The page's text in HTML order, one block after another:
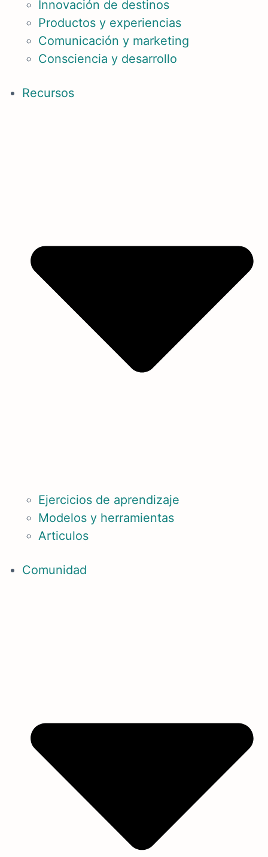
Innovación de destinos
Productos y experiencias
Comunicación y marketing
Consciencia y desarrollo
Recursos
Ejercicios de aprendizaje
Modelos y herramientas
Articulos
Comunidad